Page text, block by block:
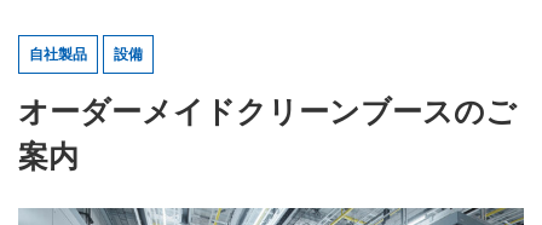
自社製品 設備
オーダーメイドクリーンブースのご
案内